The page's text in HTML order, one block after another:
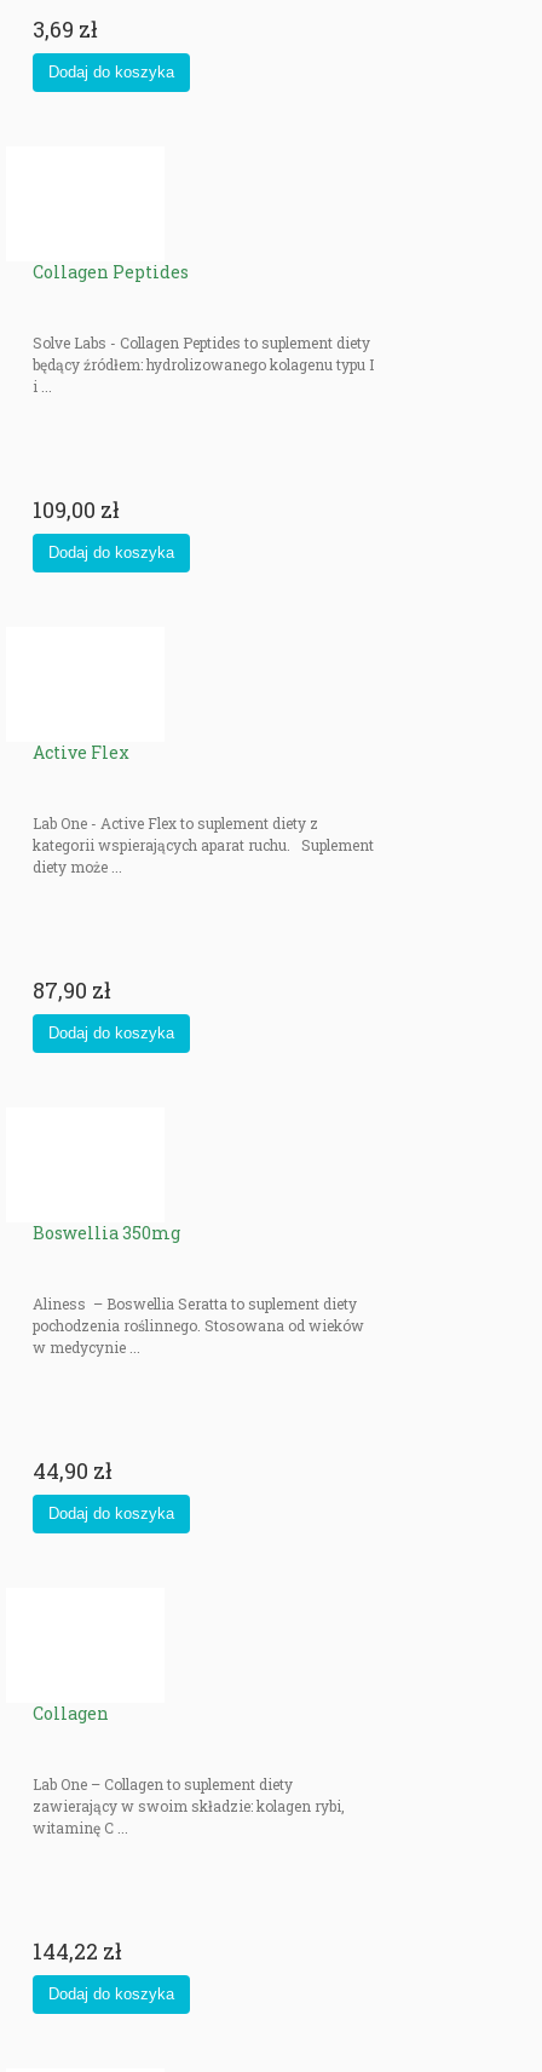
3,69 zł
Collagen Peptides
Solve Labs - Collagen Peptides to suplement diety
będący źródłem: hydrolizowanego kolagenu typu I
i ...
109,00 zł
Active Flex
Lab One - Active Flex to suplement diety z
kategorii wspierających aparat ruchu. Suplement
diety może ...
87,90 zł
Boswellia 350mg
Aliness – Boswellia Seratta to suplement diety
pochodzenia roślinnego. Stosowana od wieków
w medycynie ...
44,90 zł
Collagen
Lab One – Collagen to suplement diety
zawierający w swoim składzie: kolagen rybi,
witaminę C ...
144,22 zł